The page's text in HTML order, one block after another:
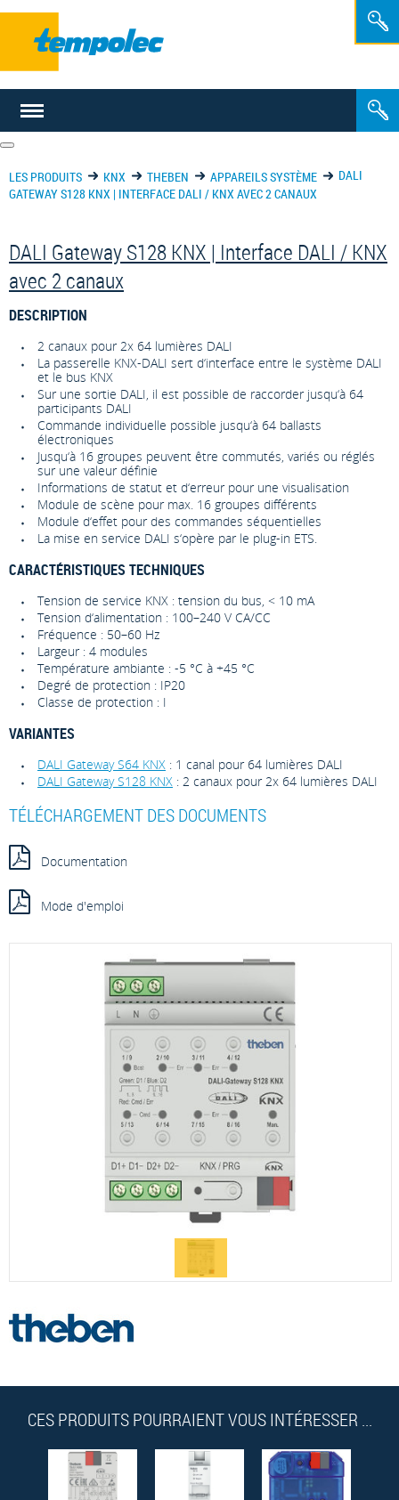
FR
NL
LES PRODUITS KNX THEBEN APPAREILS SYSTÈME
DALI
GATEWAY S128 KNX | INTERFACE DALI / KNX AVEC 2 CANAUX
DALI Gateway S128 KNX | Interface DALI / KNX
avec 2 canaux
DESCRIPTION
2 canaux pour 2x 64 lumières DALI
La passerelle KNX-DALI sert d‘interface entre le système DALI
et le bus KNX
Sur une sortie DALI, il est possible de raccorder jusqu‘à 64
participants DALI
Commande individuelle possible jusqu‘à 64 ballasts
électroniques
Jusqu‘à 16 groupes peuvent être commutés, variés ou réglés
sur une valeur définie
Informations de statut et d‘erreur pour une visualisation
Module de scène pour max. 16 groupes différents
Module d‘effet pour des commandes séquentielles
La mise en service DALI s‘opère par le plug-in ETS.
CARACTÉRISTIQUES TECHNIQUES
Tension de service KNX : tension du bus, < 10 mA
Tension d‘alimentation : 100–240 V CA/CC
Fréquence : 50–60 Hz
Largeur : 4 modules
Température ambiante : -5 °C à +45 °C
Degré de protection : IP20
Classe de protection : I
VARIANTES
DALI Gateway S64 KNX : 1 canal pour 64 lumières DALI
DALI Gateway S128 KNX : 2 canaux pour 2x 64 lumières DALI
TÉLÉCHARGEMENT DES DOCUMENTS
Documentation
Mode d'emploi
CES PRODUITS POURRAIENT VOUS INTÉRESSER ...